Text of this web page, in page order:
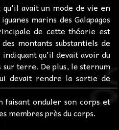
qu'il avait un mode de vie en
marins des Galapagos
de cette théorie est
montants substantiels de
qu'il devait avoir du
sur terre. De plus, le sternum
devait rendre la sortie de
faisant onduler son corps et
membres près du corps.